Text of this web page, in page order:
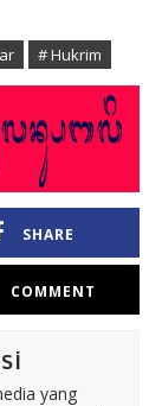
# Hukrim
SHARE
COMMENT
yang